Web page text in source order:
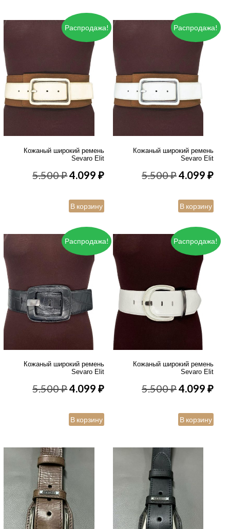
3.600 ₽.
3.600 ₽.
Распродажа!
Кожаный широкий ремень
Sevaro Elit
5.500₽Первоначальная
составляла
5.500 ₽.
4.099₽Текущая
4.099 ₽.
В корзину
Распродажа!
Кожаный широкий ремень
Sevaro Elit
5.500₽
5.500 ₽.
4.099₽
В корзину
Распродажа!
Кожаный широкий ремень
Sevaro Elit
5.500₽Первоначальная
составляла
4.099₽Текущая
4.099 ₽.
В корзину
Распродажа!
Кожаный широкий ремень
Sevaro Elit
5.500₽4.099₽
В корзину